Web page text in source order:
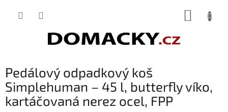
Pedálový odpadkový koš
Simplehuman – 45 l, butterfly víko,
kartáčovaná nerez ocel, FPP